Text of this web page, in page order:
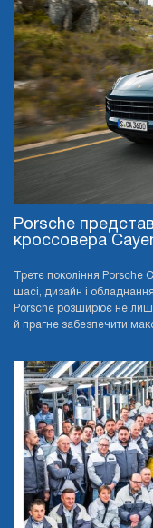
Porsche
кроссовера
Третє покоління Porsche
шасі, дизайн і
Porsche розширює не
й прагне забезпечити